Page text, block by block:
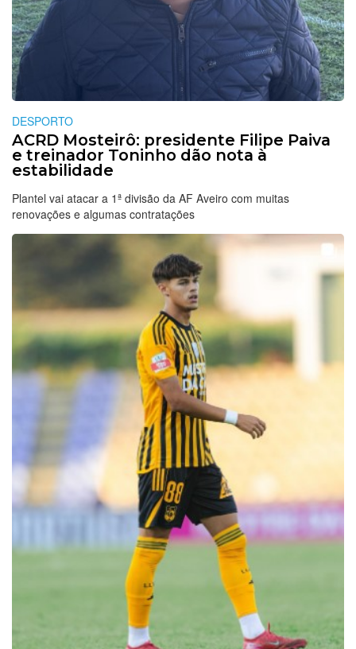
DESPORTO
ACRD Mosteirô: presidente Filipe Paiva
e treinador Toninho dão nota à
estabilidade
Plantel vai atacar a 1ª divisão da AF Aveiro com muitas
renovações e algumas contratações